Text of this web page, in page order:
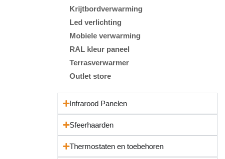
Krijtbordverwarming
Led verlichting
Mobiele verwarming
RAL kleur paneel
Terrasverwarmer
Outlet store
Infrarood Panelen
Sfeerhaarden
Thermostaten en toebehoren